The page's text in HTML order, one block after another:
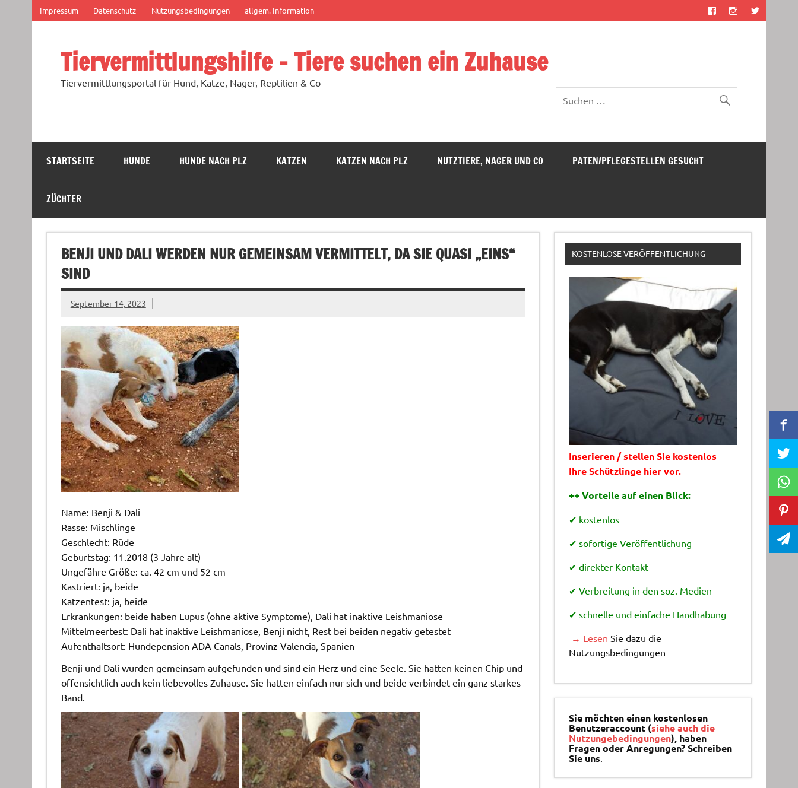
springen
Impressum Datenschutz Nutzungsbedingungen allgem. Information
Tiervermittlungshilfe – Tiere suchen ein Zuhause
Tiervermittlungsportal für Hund, Katze, Nager, Reptilien & Co
STARTSEITE HUNDE HUNDE NACH PLZ KATZEN KATZEN NACH PLZ NUTZTIERE, NAGER UND CO PATEN/PFLEGESTELLEN GESUCHT
ZÜCHTER
BENJI UND DALI WERDEN NUR GEMEINSAM VERMITTELT, DA SIE QUASI „EINS“
SIND
September 14, 2023
Name: Benji & Dali
Rasse: Mischlinge
Geschlecht: Rüde
Geburtstag: 11.2018 (3 Jahre alt)
Ungefähre Größe: ca. 42 cm und 52 cm
Kastriert: ja, beide
Katzentest: ja, beide
Erkrankungen: beide haben Lupus (ohne aktive Symptome), Dali hat inaktive Leishmaniose
Mittelmeertest: Dali hat inaktive Leishmaniose, Benji nicht, Rest bei beiden negativ getestet
Aufenthaltsort: Hundepension ADA Canals, Provinz Valencia, Spanien
Benji und Dali wurden gemeinsam aufgefunden und sind ein Herz und eine Seele. Sie hatten keinen Chip und
offensichtlich auch kein liebevolles Zuhause. Sie hatten einfach nur sich und beide verbindet ein ganz starkes
Band.
KOSTENLOSE VERÖFFENTLICHUNG
Inserieren / stellen Sie kostenlos
Ihre Schützlinge hier vor.
++ Vorteile auf einen Blick:
✔ kostenlos
✔ sofortige Veröffentlichung
✔ direkter Kontakt
✔ Verbreitung in den soz. Medien
✔ schnelle und einfache Handhabung
→ Lesen Sie dazu die
Nutzungsbedingungen
Sie möchten einen kostenlosen
Benutzeraccount (siehe auch die
Nutzungebedingungen), haben
Fragen oder Anregungen? Schreiben
Sie uns.